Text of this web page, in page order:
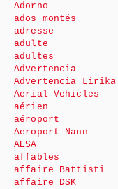
Adorno
ados montés
adresse
adulte
adultes
Advertencia
Advertencia Lirika
Aerial Vehicles
aérien
aéroport
Aeroport Nann
AESA
affables
affaire Battisti
affaire DSK